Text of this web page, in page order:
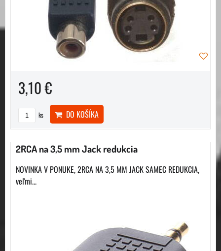
3,10 €
ks DO KOŠÍKA
2RCA na 3,5 mm Jack redukcia
NOVINKA V PONUKE, 2RCA NA 3,5 MM JACK SAMEC REDUKCIA,
veľmi...